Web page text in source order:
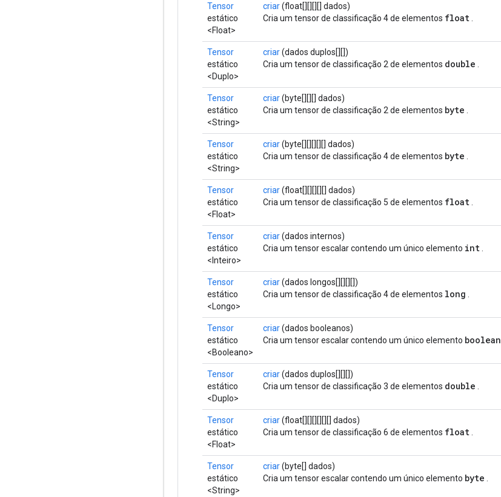
Tensor
estático
<Float>
criar(float[][][][] dados)
Cria um tensor de classificação 4 de elementos float
Tensor
estático
<Duplo>
criar(dados duplos[][])
Cria um tensor de classificação 2 de elementos double
Tensor
estático
<String>
criar(byte[][][] dados)
Cria um tensor de classificação 2 de elementos byte
Tensor
estático
<String>
criar(byte[][][][][] dados)
Cria um tensor de classificação 4 de elementos byte
Tensor
estático
<Float>
criar(float[][][][][] dados)
Cria um tensor de classificação 5 de elementos float
Tensor
estático
<Inteiro>
criar(dados internos)
Cria um tensor escalar contendo um único elemento int
Tensor
estático
<Longo>
criar(dados longos[][][][])
Cria um tensor de classificação 4 de elementos long
Tensor
estático
<Booleano>
criar(dados booleanos)
Cria um tensor escalar contendo um único elemento boolean
Tensor
estático
<Duplo>
criar(dados duplos[][][])
Cria um tensor de classificação 3 de elementos double
Tensor
estático
<Float>
criar(float[][][][][][] dados)
Cria um tensor de classificação 6 de elementos float
Tensor
estático
<String>
criar(byte[] dados)
Cria um tensor escalar contendo um único elemento byte